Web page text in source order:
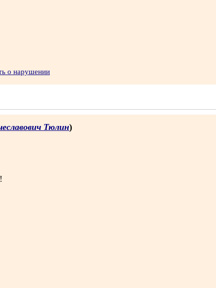
о нарушении
Тюлин)